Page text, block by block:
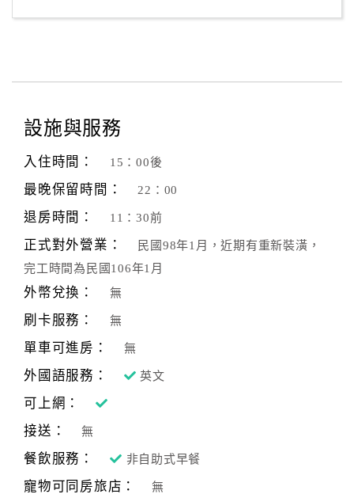
作
旅
伴
劃
商
品
宣
設施與服務
入住時間： 15：00後
最晚保留時間： 22：00
退房時間： 11：30前
正式對外營業：
民國98年1月，近期有重新裝潢，
完工時間為民國106年1月
外幣兌換： 無
刷卡服務： 無
單車可進房： 無
外國語服務： 英文
可上網：
接送：
無
餐飲服務： 非自助式早餐
寵物可同房旅店： 無